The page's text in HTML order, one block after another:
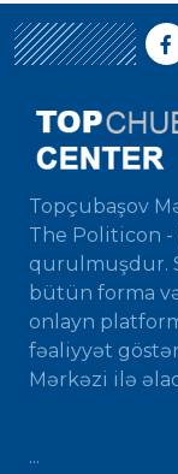
Topçubaşov
The Politicon
qurulmuşdur.
bütün forma
onlayn
fəaliyyət
Mərkəzi ilə
...